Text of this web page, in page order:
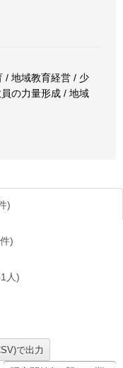
/ 地域教育経営 / 少
の力量形成 / 地域
)
件)
人)